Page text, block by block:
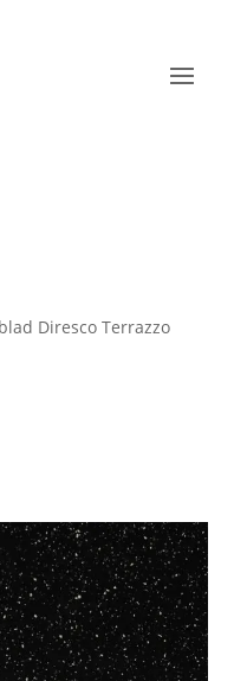
Diresco Terrazzo